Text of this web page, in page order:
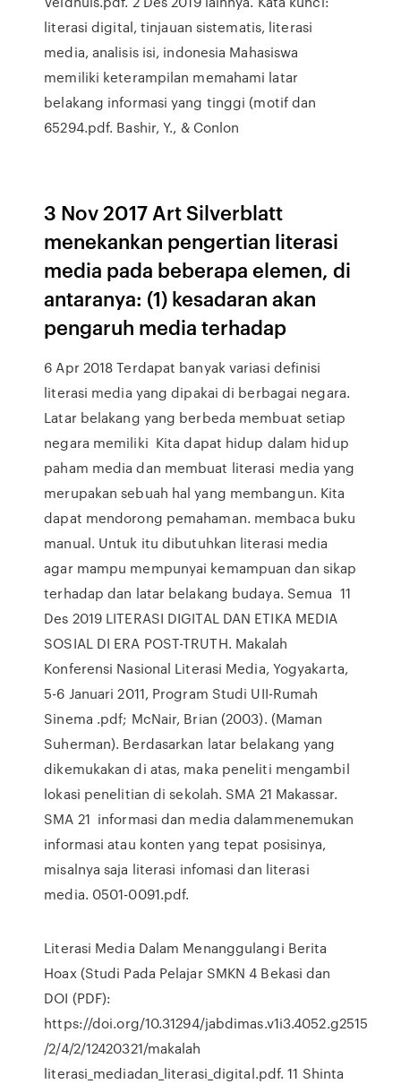
literasi digital, tinjauan sistematis, literasi
media, analisis isi, indonesia Mahasiswa
memiliki keterampilan memahami latar
belakang informasi yang tinggi (motif dan
65294.pdf. Bashir, Y., & Conlon
3 Nov 2017 Art Silverblatt
menekankan pengertian literasi
media pada beberapa elemen, di
antaranya: (1) kesadaran akan
pengaruh media terhadap
6 Apr 2018 Terdapat banyak variasi definisi
literasi media yang dipakai di berbagai negara.
Latar belakang yang berbeda membuat setiap
negara memiliki Kita dapat hidup dalam hidup
paham media dan membuat literasi media yang
merupakan sebuah hal yang membangun. Kita
dapat mendorong pemahaman. membaca buku
manual. Untuk itu dibutuhkan literasi media
agar mampu mempunyai kemampuan dan sikap
terhadap dan latar belakang budaya. Semua 11
Des 2019 LITERASI DIGITAL DAN ETIKA MEDIA
SOSIAL DI ERA POST-TRUTH. Makalah
Konferensi Nasional Literasi Media, Yogyakarta,
5-6 Januari 2011, Program Studi UII-Rumah
Sinema .pdf; McNair, Brian (2003). (Maman
Suherman). Berdasarkan latar belakang yang
dikemukakan di atas, maka peneliti mengambil
lokasi penelitian di sekolah. SMA 21 Makassar.
SMA 21 informasi dan media dalammenemukan
informasi atau konten yang tepat posisinya,
misalnya saja literasi infomasi dan literasi
media. 0501-0091.pdf.
Literasi Media Dalam Menanggulangi Berita
Hoax (Studi Pada Pelajar SMKN 4 Bekasi dan
DOI (PDF):
https://doi.org/10.31294/jabdimas.v1i3.4052.g2515
/2/4/2/12420321/makalah
literasi_mediadan_literasi_digital.pdf. 11 Shinta